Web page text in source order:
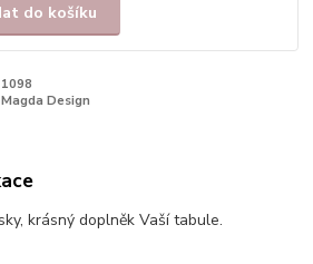
do košíku
1098
Magda Design
krásný doplněk Vaší tabule.